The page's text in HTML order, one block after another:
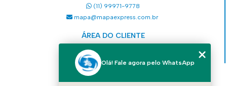
(11) 99971-9778
mapa@mapaexpress.com.br
ÁREA DO CLIENTE
Olá! Fale agora pelo WhatsApp